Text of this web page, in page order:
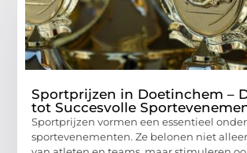
Sportprijzen in Doetinchem –
tot Succesvolle
Sportprijzen vormen een essentieel
sportevenementen. Ze belonen niet